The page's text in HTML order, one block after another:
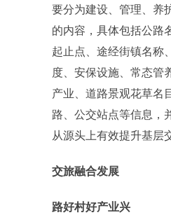
要分为建设、管理、养
的内容，具体包括公路
起止点、途经街镇名称
度、安保设施、常态管
产业、道路景观花草名
路、公交站点等信息，
从源头上有效提升基层
交旅融合发展
路好村好产业兴